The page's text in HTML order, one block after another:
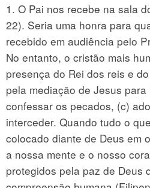
1. O Pai nos recebe na sala
22). Seria uma honra para
recebido em audiência pelo
No entanto, o cristão mais
presença do Rei dos reis e
pela mediação de Jesus
confessar os pecados, (c)
interceder. Quando tudo o
colocado diante de Deus em
a nossa mente e o nosso
protegidos pela paz de Deus